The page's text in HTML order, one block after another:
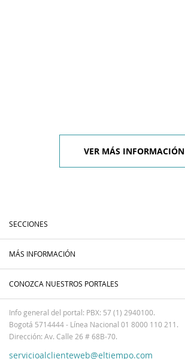
VER MÁS INFORMACIÓN
SECCIONES
MÁS INFORMACIÓN
CONOZCA NUESTROS PORTALES
Info general del portal: PBX: 57 (1) 2940100.
Bogotá 5714444 - Línea Nacional 01 8000 110 211.
Dirección: Av. Calle 26 # 68B-70.
servicioalclienteweb@eltiempo.com